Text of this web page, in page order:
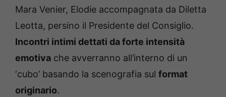
Mara Venier, Elodie accompagnata da Diletta
Leotta, persino il Presidente del Consiglio.
Incontri intimi dettati da forte intensità
emotiva che avverranno all’interno di un
‘cubo’ basando la scenografia sul format
originario.